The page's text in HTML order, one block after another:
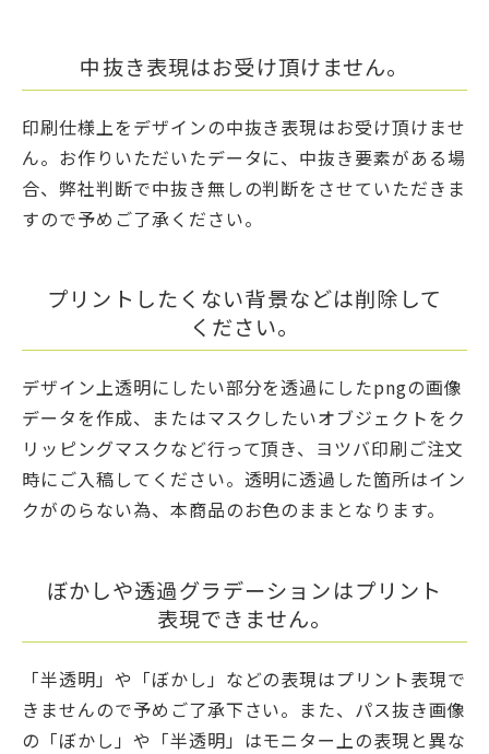
中抜き表現はお受け頂けません。
印刷仕様上をデザインの中抜き表現はお受け頂けませ
ん。お作りいただいたデータに、中抜き要素がある場
合、弊社判断で中抜き無しの判断をさせていただきま
すので予めご了承ください。
プリントしたくない背景などは削除して
ください。
デザイン上透明にしたい部分を透過にしたpngの画像
データを作成、またはマスクしたいオブジェクトをク
リッピングマスクなど行って頂き、ヨツバ印刷ご注文
時にご入稿してください。透明に透過した箇所はイン
クがのらない為、本商品のお色のままとなります。
ぼかしや透過グラデーションはプリント
表現できません。
「半透明」や「ぼかし」などの表現はプリント表現で
きませんので予めご了承下さい。また、パス抜き画像
の「ぼかし」や「半透明」はモニター上の表現と異な